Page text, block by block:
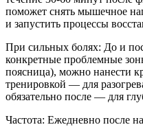
поможет снять мышечное
и запустить процессы
При сильных болях: До и
конкретные проблемные
поясница), можно нанести
тренировкой — для
обязательно после — для
Частота: Ежедневно после